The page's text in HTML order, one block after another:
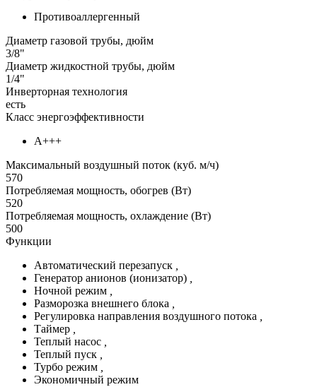
Противоаллергенный
Диаметр газовой трубы, дюйм
3/8"
Диаметр жидкостной трубы, дюйм
1/4"
Инверторная технология
есть
Класс энергоэффективности
А+++
Максимальный воздушный поток (куб. м/ч)
570
Потребляемая мощность, обогрев (Вт)
520
Потребляемая мощность, охлаждение (Вт)
500
Функции
Автоматический перезапуск
Генератор анионов (ионизатор)
Ночной режим
Разморозка внешнего блока
Регулировка направления воздушного потока
Таймер
Теплый насос
Теплый пуск
Турбо режим
Экономичный режим